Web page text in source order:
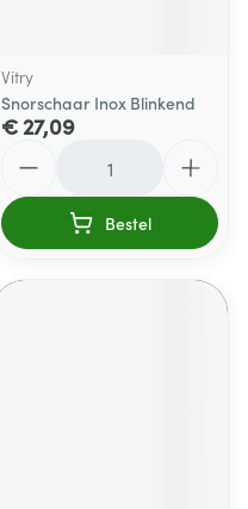
Vitry
Snorschaar Inox Blinkend
€ 27,09
Bestel